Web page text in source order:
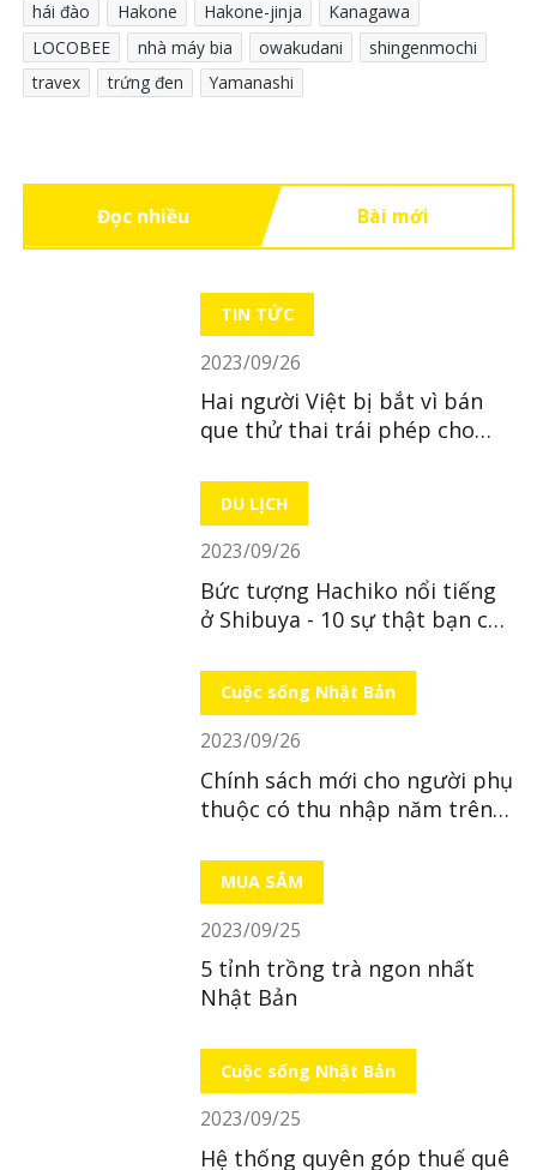
hái đào
Hakone Hakone-jinja
Kanagawa
LOCOBEE
nhà máy bia owakudani
shingenmochi
travex
trứng đen Yamanashi
Đọc nhiều Bài mới
TIN TỨC
2023/09/26
Hai người Việt bị bắt vì bán
que thử thai trái phép cho
DU LỊCH
2023/09/26
Bức tượng Hachiko nổi tiếng
ở Shibuya - 10 sự thật bạn có
Cuộc sống Nhật Bản
2023/09/26
Chính sách mới cho người phụ
thuộc có thu nhập năm trên
MUA SẮM
2023/09/25
5 tỉnh trồng trà ngon nhất
Nhật Bản
Cuộc sống Nhật Bản
2023/09/25
Hệ thống quyên góp thuế quê